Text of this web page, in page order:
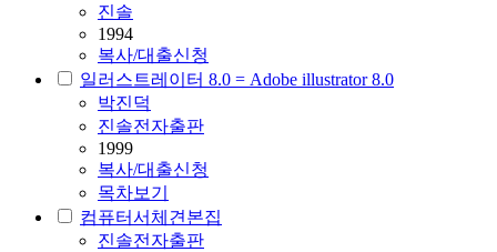
진솔
1994
복사/대출신청
일러스트레이터 8.0 = Adobe illustrator 8.0
박진덕
진솔전자출판
1999
복사/대출신청
목차보기
컴퓨터서체견본집
진솔전자출판